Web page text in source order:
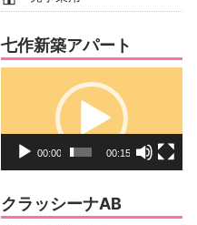
七作新築アパート
ー
00:00 00:15
クラッシーナAB